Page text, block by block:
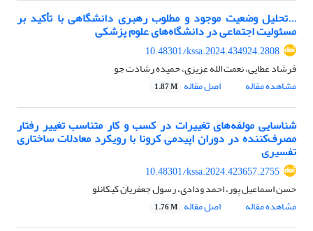
...تحلیل وضعیت موجود و مطلوب رهبری دانشگاهی با تأکید بر
مسئولیت اجتماعی در دانشگاه‌های علوم پزشکی
10.48301/kssa.2024.434924.2808
فرشاد عطایی، نعمت الله عزیزی، حمیده رشادت جو
مشاهده مقاله
اصل مقاله 1.87 M
شناسایی مولفه‌های تغییرات در کسب و کار متناسب تغییر رفتار
مصرف‌کننده در دوران اپیدمی کرونا با رویکرد معادلات ساختاری
تفسیری
10.48301/kssa.2024.423657.2755
حسن اسماعیل پور، احمد ودادی، رسول جعفریان کیکانلو
مشاهده مقاله
اصل مقاله 1.76 M